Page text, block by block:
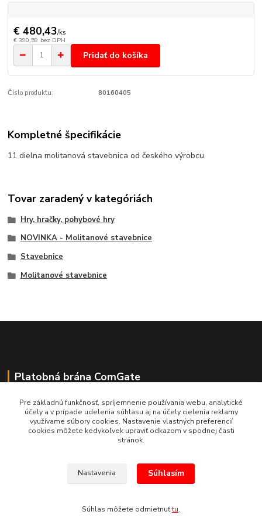
€ 480,43/ks
€ 390,59 bez DPH
Pridať do košíka
Číslo produktu: 80160405
Kompletné špecifikácie
11 dielna molitanová stavebnica od českého výrobcu.
Tovar zaradený v kategóriách
Hry, hračky, pohybové hry
NOVINKA - Molitanové stavebnice
Stavebnice
Molitanové stavebnice
Platobná brána ComGate
za porušenie Autorského zákona.
Pre základnú funkčnosť, spríjemnenie používania webu, analytické
účely a v prípade udelenia súhlasu aj na účely cielenia reklamy
využívame súbory cookies. Nastavenie vlastných preferencií
cookies môžete kedykoľvek upraviť odkazom v spodnej časti
stránok.
Nastavenia Súhlasím
Súhlas môžete odmietnuťtu.